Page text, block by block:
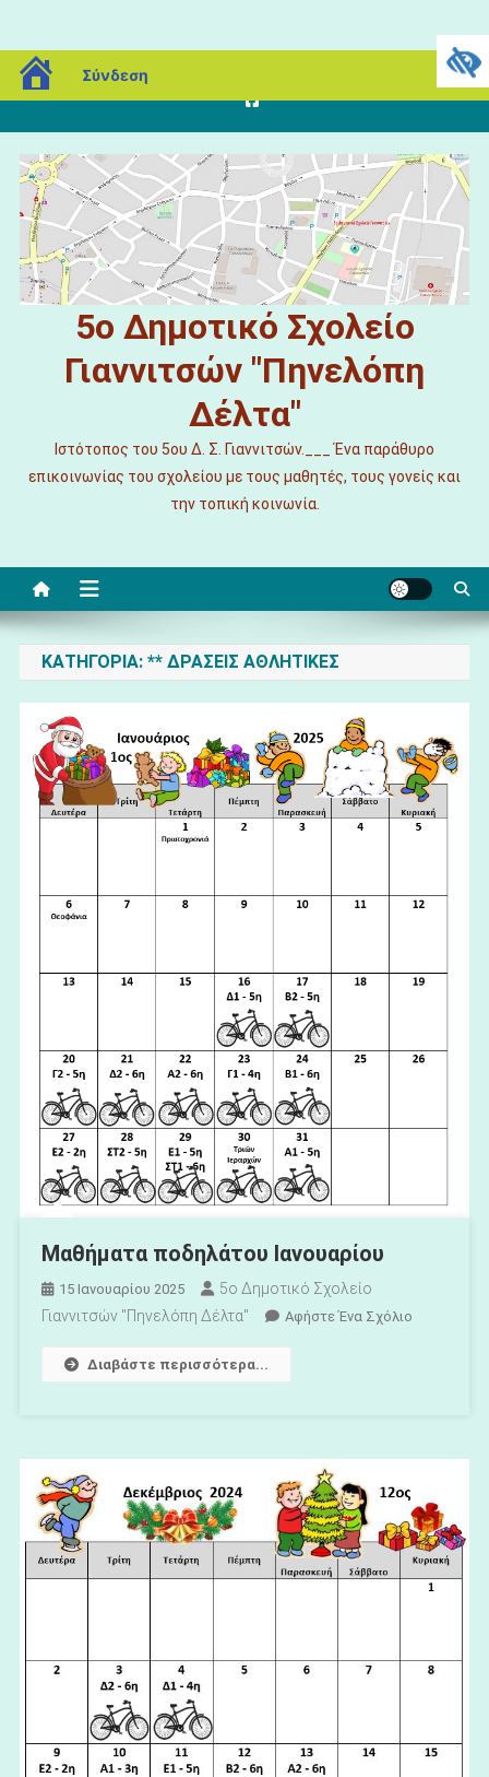
blogs.sch.gr
Σύνδεση
Μεταπηδήστε
στο
5ο Δημοτικό Σχολείο
Γιαννιτσών "Πηνελόπη
Δέλτα"
Ιστότοπος του 5ου Δ. Σ. Γιαννιτσών.___ Ένα παράθυρο
επικοινωνίας του σχολείου με τους μαθητές, τους γονείς και
την τοπική κοινωνία.
ΚΑΤΗΓΟΡΊΑ: ** ΔΡΑΣΕΙΣ ΑΘΛΗΤΙΚΕΣ
Μαθήματα ποδηλάτου Ιανουαρίου
15 Ιανουαρίου 2025
5ο Δημοτικό Σχολείο
Γιαννιτσών "Πηνελόπη Δέλτα"
Αφήστε Ένα ΣχόλιοΓια
Διαβάστε περισσότερα...